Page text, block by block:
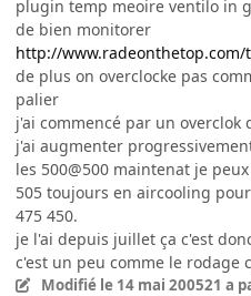
plugin temp meoire ventilo in
de bien monitorer
http://www.radeonthetop.com/
de plus on overclocke pas
palier
j'ai commencé par un
j'ai augmenter
les 500@500 maintenat je
505 toujours en aircooling
475 450.
je l'ai depuis juillet ça c'est
c'est un peu comme le rodage
Modifié le 14 mai 200521 a